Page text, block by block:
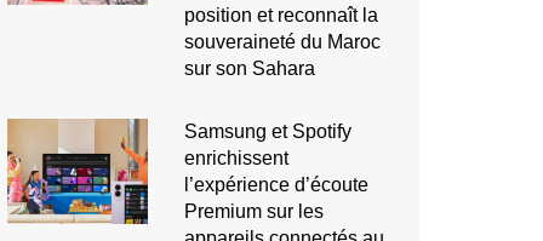
position et reconnaît la
souveraineté du Maroc
sur son Sahara
Samsung et Spotify
enrichissent
l’expérience d’écoute
Premium sur les